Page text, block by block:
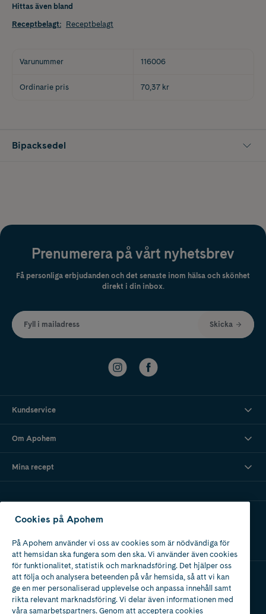
Hittas även bland
Receptbelagt: Receptbelagt
Varunummer 116006
Ordinarie pris 70,37 kr
Bipacksedel
Prenumerera på vårt nyhetsbrev
Få personliga erbjudanden och det senaste inom hälsa och skönhet
direkt i din inbox.
Fyll i mailadress Skicka
Kundservice
Om Apohem
Mina recept
Ladda ner vår app
Apotek med tillstånd
av Läkemedelsverket
Cookies på Apohem
På Apohem använder vi oss av cookies som är nödvändiga för
att hemsidan ska fungera som den ska. Vi använder även cookies
för funktionalitet, statistik och marknadsföring. Det hjälper oss
att följa och analysera beteenden på vår hemsida, så att vi kan
ge en mer personaliserad upplevelse och anpassa innehåll samt
rikta relevant marknadsföring. Vi delar även informationen med
våra samarbetspartners. Genom att acceptera cookies